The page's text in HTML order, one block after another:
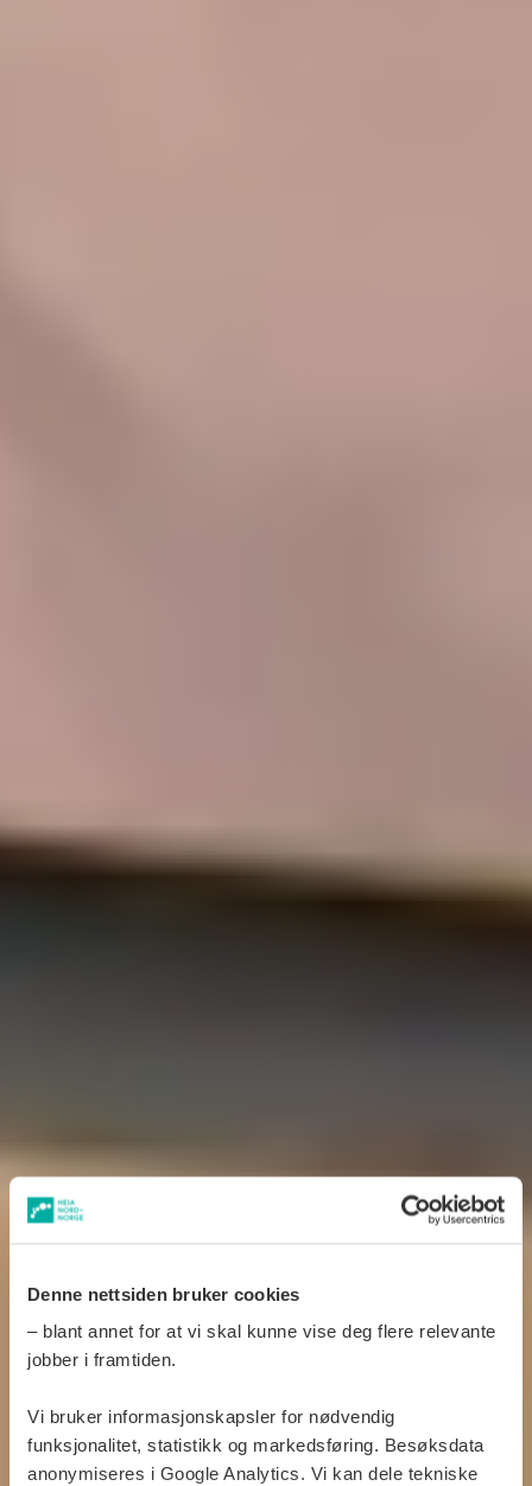
Denne nettsiden bruker cookies
– blant annet for at vi skal kunne vise deg flere relevante
jobber i framtiden.
Vi bruker informasjonskapsler for nødvendig
funksjonalitet, statistikk og markedsføring. Besøksdata
anonymiseres i Google Analytics. Vi kan dele tekniske